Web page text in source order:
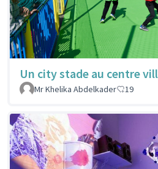
Un city stade au centre
Mr Khelika Abdelkader
19